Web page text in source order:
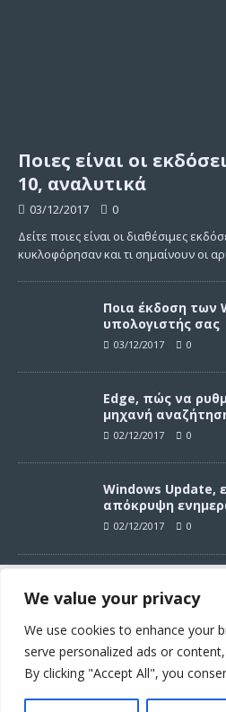
Συνεχίζοντας σε αυτό τον
αποδέχεστε την χρήση των
σύμφωνα με τους όρους
Όροι χρήσης
We value your privacy
We use cookies to enhance your
serve personalized ads or
By clicking "Accept All", you
Ποιες είναι οι
10, αναλυτικά
03/12/2017
0
Δείτε ποιες είναι οι διαθέσιμες
κυκλοφόρησαν και τι σημαίνουν οι
Ποια έκδοση των
υπολογιστής σας
03/12/2017 0
Edge, πώς να
μηχανή
02/12/2017 0
Windows Update,
απόκρυψη
02/12/2017 0
ενημερώσεων στα